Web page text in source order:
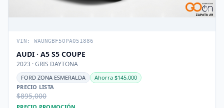
VIN: WAUNGBF50PA051886
AUDI · A5 S5 COUPE
2023 · GRIS DAYTONA
FORD ZONA ESMERALDA
Ahorra $145,000
PRECIO LISTA
$895,000